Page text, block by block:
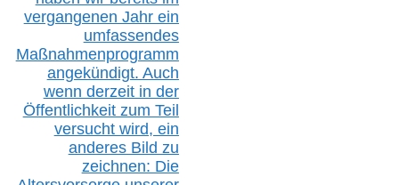
vergangenen Jahr ein
umfassendes
Maßnahmenprogramm
angekündigt. Auch
wenn derzeit in der
Öffentlichkeit zum Teil
versucht wird, ein
anderes Bild zu
zeichnen: Die